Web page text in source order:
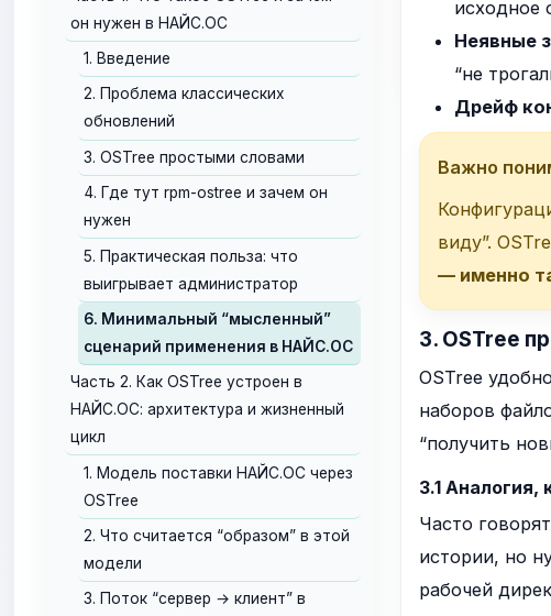
он нужен в НАЙС.ОС
1. Введение
2. Проблема классических
обновлений
3. OSTree простыми словами
4. Где тут rpm-ostree и зачем он
нужен
5. Практическая польза: что
выигрывает администратор
6. Минимальный “мысленный”
сценарий применения в НАЙС.ОС
Часть 2. Как OSTree устроен в
НАЙС.ОС: архитектура и жизненный
цикл
1. Модель поставки НАЙС.ОС через
OSTree
2. Что считается “образом” в этой
модели
3. Поток “сервер → клиент” в
исходное
Неявные
“не
Дрейф
Важно
виду”.
— именно
3. OSTree
OSTree
наборов
“получить
3.1 Аналогия,
Часто
истории, но
рабочей